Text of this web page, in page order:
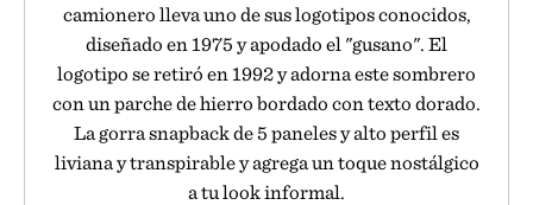
camionero lleva uno de sus logotipos conocidos,
diseñado en 1975 y apodado el "gusano". El
logotipo se retiró en 1992 y adorna este sombrero
con un parche de hierro bordado con texto dorado.
La gorra snapback de 5 paneles y alto perfil es
liviana y transpirable y agrega un toque nostálgico
a tu look informal.